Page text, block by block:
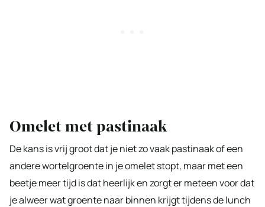
Omelet met pastinaak
De kans is vrij groot dat je niet zo vaak pastinaak of een
andere wortelgroente in je omelet stopt, maar met een
beetje meer tijd is dat heerlijk en zorgt er meteen voor dat
je alweer wat groente naar binnen krijgt tijdens de lunch